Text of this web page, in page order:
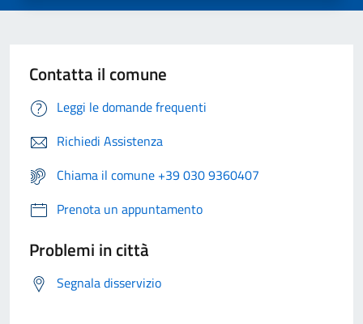
Contatta il comune
Leggi le domande frequenti
Richiedi Assistenza
Chiama il comune +39 030 9360407
Prenota un appuntamento
Problemi in città
Segnala disservizio